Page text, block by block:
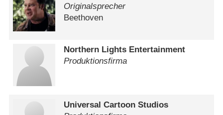
Originalsprecher
Beethoven
Northern Lights Entertainment
Produktionsfirma
Universal Cartoon Studios